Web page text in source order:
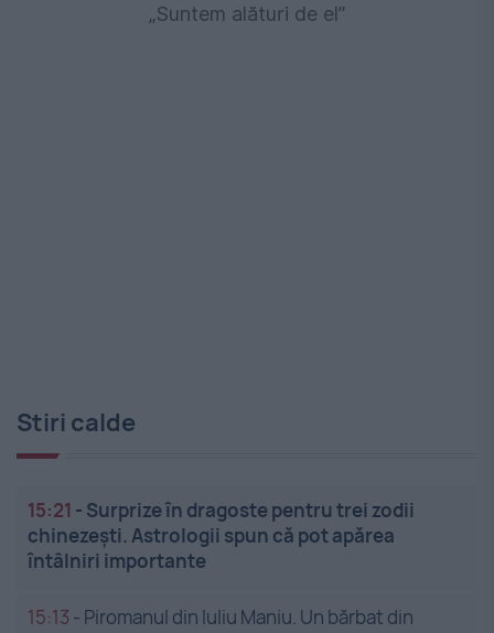
„Suntem alături de el”
Stiri calde
15:21 - Surprize în dragoste pentru trei zodii
chinezești. Astrologii spun că pot apărea
întâlniri importante
15:13 - Piromanul din Iuliu Maniu. Un bărbat din